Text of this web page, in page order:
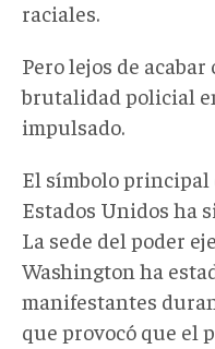
raciales.
Pero lejos de
brutalidad policial
impulsado.
El símbolo principal
Estados Unidos ha
La sede del poder
Washington ha
manifestantes
que provocó que el